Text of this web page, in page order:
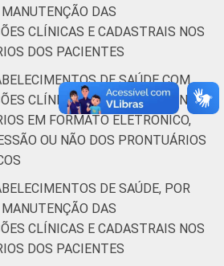
DE
UBS
Não UBS
Capital 45
Interior 46
NIC.br, Centro Regional de
o Desenvolvimento da
Informação (Cetic.br),
o uso das tecnologias de
comunicação nos
DAS
CLÍNICAS E CADASTRAIS NOS
DOS PACIENTES
DE SAÚDE COM
CLÍNICAS E CADASTRAIS NOS
EM FORMATO ELETRÔNICO,
OU NÃO DOS PRONTUÁRIOS
DE SAÚDE, POR
DAS
CLÍNICAS E CADASTRAIS NOS
DOS PACIENTES